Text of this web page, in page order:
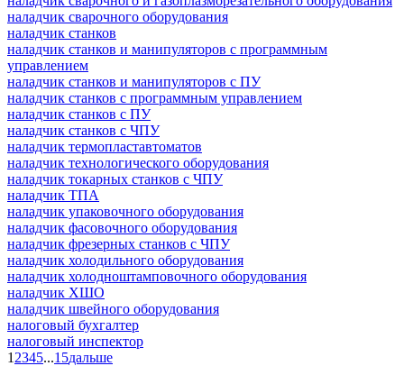
наладчик сварочного оборудования
наладчик станков
наладчик станков и манипуляторов с программным
управлением
наладчик станков и манипуляторов с ПУ
наладчик станков с программным управлением
наладчик станков с ПУ
наладчик станков с ЧПУ
наладчик термопластавтоматов
наладчик технологического оборудования
наладчик токарных станков с ЧПУ
наладчик ТПА
наладчик упаковочного оборудования
наладчик фасовочного оборудования
наладчик фрезерных станков с ЧПУ
наладчик холодильного оборудования
наладчик холодноштамповочного оборудования
наладчик ХШО
наладчик швейного оборудования
налоговый бухгалтер
налоговый инспектор
1 2345...15дальше